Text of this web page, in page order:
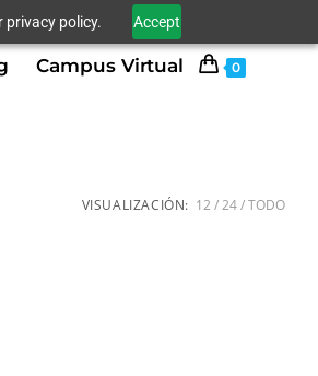
privacy policy. Accept
Campus Virtual 0
VISUALIZACIÓN: 12 24 TODO